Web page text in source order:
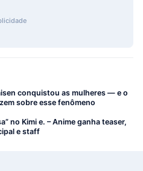
conquistou as mulheres — e o
sobre esse fenômeno
no Kimi e. – Anime ganha teaser,
e staff